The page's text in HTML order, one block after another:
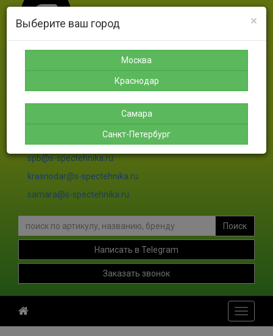
Петербург
Краснодар
8-988-
sales@s-spectehnika.ru
spb@s-spectehnika.ru
krasnodar@s-spectehnika.ru
samara@s-spectehnika.ru
Поиск
Написать в Telegram
Заказать звонок
Toggle
×
Выберите ваш город
Москва
Краснодар
Самара
Санкт-Петербург